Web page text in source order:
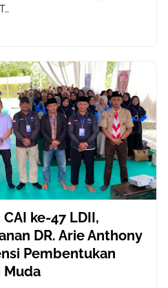
ke-47 LDII,
DR. Arie Anthony
Pembentukan
Muda